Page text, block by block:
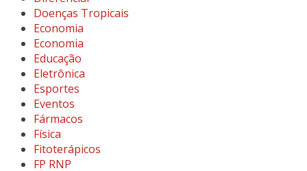
Doenças Tropicais
Economia
Economia
Educação
Eletrônica
Esportes
Eventos
Fármacos
Física
Fitoterápicos
FP RNP